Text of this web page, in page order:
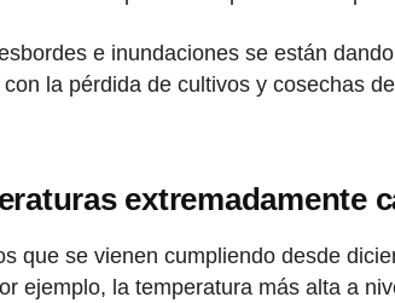
e inundaciones se están
la pérdida de cultivos y cosechas
extremadamente
que se vienen cumpliendo desde
ejemplo, la temperatura más alta a